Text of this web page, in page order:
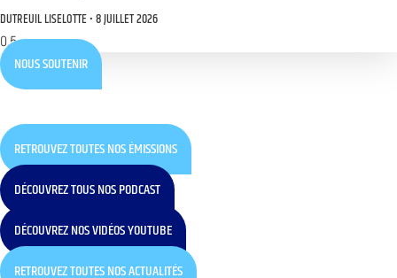
DUTREUIL LISELOTTE 8 JUILLET 2026
NOUS SOUTENIR
RETROUVEZ TOUTES NOS ÉMISSIONS
DÉCOUVREZ TOUS NOS PODCAST
DÉCOUVREZ NOS VIDÉOS YOUTUBE
RETROUVEZ TOUTES NOS ACTUALITÉS